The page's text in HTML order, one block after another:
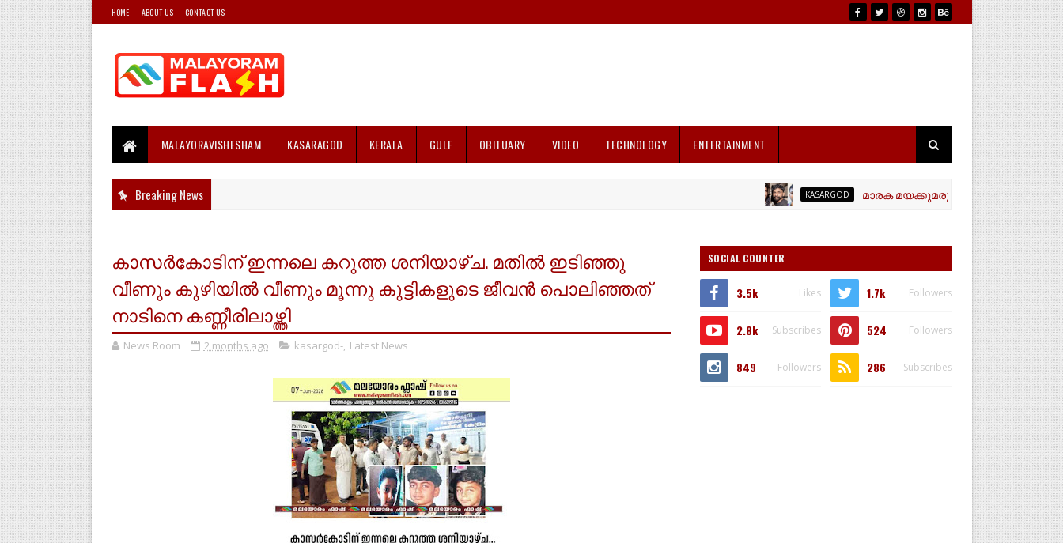
HOME ABOUT US CONTACT US
MALAYORAVISHESHAM KASARAGOD KERALA GULF OBITUARY VIDEO TECHNOLOGY ENTERTAINMENT
Breaking News KASARGOD മാരക മയക്കുമരുന്നായ എം ഡി എം
കാസർകോടിന് ഇന്നലെ കറുത്ത ശനിയാഴ്ച. മതിൽ ഇടിഞ്ഞു
വീണും കുഴിയിൽ വീണും മൂന്നു കുട്ടികളുടെ ജീവൻ പൊലിഞ്ഞത്
നാടിനെ കണ്ണീരിലാഴ്ത്തി
News Room 2 months ago kasargod-, Latest News
SOCIAL COUNTER
3.5k Likes 1.7k Followers
2.8k Subscribes 524 Followers
849 Followers 286 Subscribes